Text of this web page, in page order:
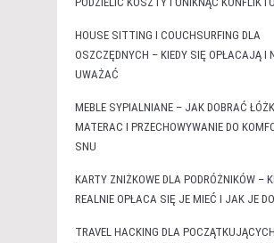
HOUSE SITTING I COUCHSURFING DLA
OSZCZĘDNYCH – KIEDY SIĘ OPŁACAJĄ I
UWAŻAĆ
MEBLE SYPIALNIANE – JAK DOBRAĆ
MATERAC I PRZECHOWYWANIE DO
SNU
KARTY ZNIŻKOWE DLA PODRÓŻNIKÓW –
REALNIE OPŁACA SIĘ JE MIEĆ I JAK JE
TRAVEL HACKING DLA